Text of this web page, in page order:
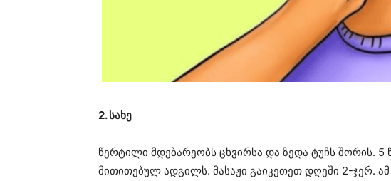
2. სახე
წერტილი მდებარეობს ცხვირსა და ზედა ტუჩს შორის. 5
მითითებულ ადგილს. მასაჟი გაიკეთეთ დღეში 2-ჯერ.